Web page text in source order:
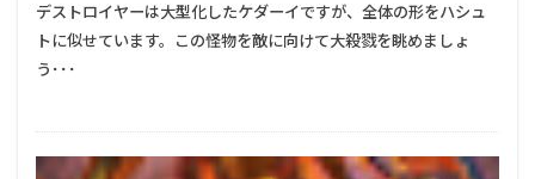
デストロイヤーは大型化したケダーイですが、全体の形をハシュ
トに似せています。この怪物を敵に向けて大殺戮を眺めましょ
う･･･